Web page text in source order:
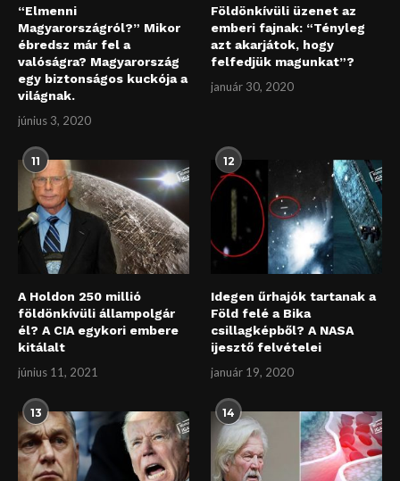
“Elmenni
Magyarországról?” Mikor
ébredsz már fel a
valóságra? Magyarország
egy biztonságos kuckója a
világnak.
június 3, 2020
Földönkívüli üzenet az
emberi fajnak: “Tényleg
azt akarjátok, hogy
felfedjük magunkat”?
január 30, 2020
11
A Holdon 250 millió
földönkívüli állampolgár
él? A CIA egykori embere
kitálalt
június 11, 2021
12
Idegen űrhajók tartanak a
Föld felé a Bika
csillagképből? A NASA
ijesztő felvételei
január 19, 2020
13 14